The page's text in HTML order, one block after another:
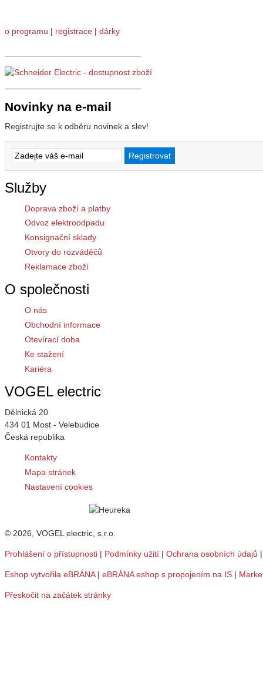
o programu | registrace | dárky
Novinky na e-mail
Registrujte se k odběru novinek a slev!
Služby
Doprava zboží a platby
Odvoz elektroodpadu
Konsignační sklady
Otvory do rozváděčů
Reklamace zboží
O společnosti
O nás
Obchodní informace
Otevírací doba
Ke stažení
Kariéra
VOGEL electric
Dělnická 20
434 01 Most - Velebudice
Česká republika
Kontakty
Mapa stránek
Nastavení cookies
© 2026, VOGEL electric, s.r.o.
Prohlášení o přístupnosti | Podmínky užití | Ochrana osobních údajů
Eshop vytvořila eBRÁNA| eBRÁNA eshop s propojením na IS |
Přeskočit na začátek stránky